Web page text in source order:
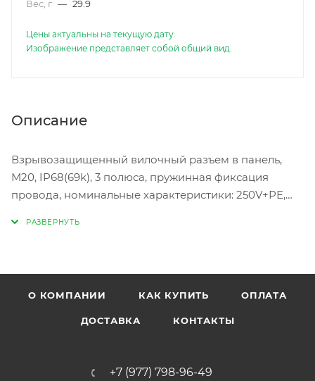
Вес, г — 29.9
Цены актуальны на текущую дату.
Изображение представляет собой общий вид.
Описание
Взрывозащищенный вилочный разъем в панель,
М20, IP68(69k), 3 полюса, пружинная фиксация
провода, номинальные характеристики: 250V+РЕ,
О КОМПАНИИ КАК КУПИТЬ ОПЛАТА
ДОСТАВКА КОНТАКТЫ
+7 (977) 798-96-49